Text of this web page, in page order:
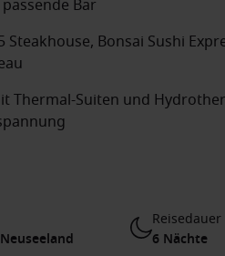
Bar
Steakhouse, Bonsai Sushi
Thermal-Suiten und
Reisedauer
6 Nächte